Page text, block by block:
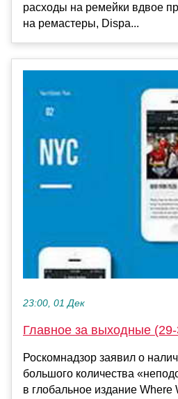
расходы на ремейки вдвое
на ремастеры, Dispa...
23:00, 01 Дек
Главное за выходные
Роскомнадзор заявил о
большого количества
в глобальное издание